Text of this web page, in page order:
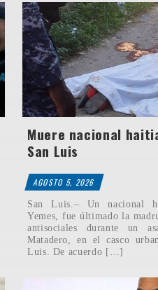
Muere nacional
San Luis
AGOSTO 5, 2026
San Luis.– Un nacional
Yemes, fue últimado la
antisociales durante un
Matadero, en el casco
Luis. De acuerdo […]